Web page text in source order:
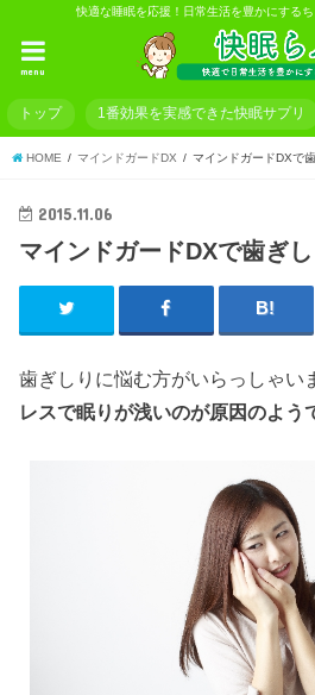
快適な睡眠を応援！日常生活を豊かにする
menu
トップ 1番効果を実感できた快眠サプリ
HOME マインドガードDX マインドガードDXで
2015.11.06
マインドガードDXで歯ぎ
歯ぎしりに悩む方がいらっしゃい
レスで眠りが浅いのが原因のよう